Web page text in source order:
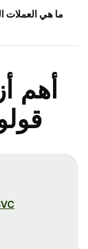
ما هي العملات
أهم
SVC إلى EUR